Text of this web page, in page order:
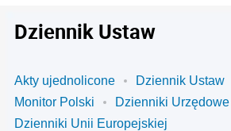
Dziennik Ustaw
Akty ujednolicone
Dziennik Ustaw
Monitor Polski
Dzienniki Urzędowe
Dzienniki Unii Europejskiej